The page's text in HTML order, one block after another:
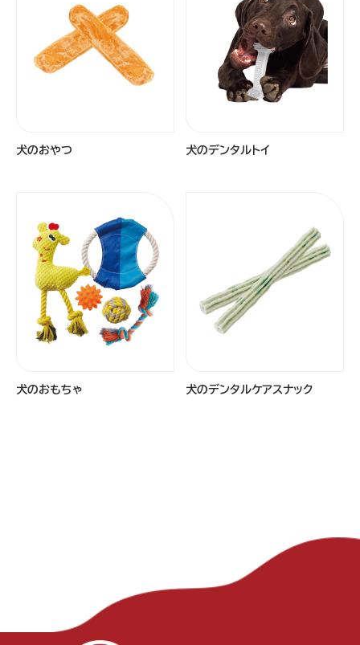
犬のおやつ 犬のデンタルトイ
犬のおもちゃ 犬のデンタルケアスナック